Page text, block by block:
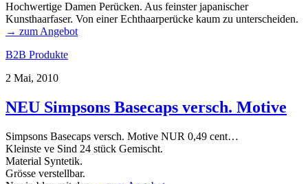
Hochwertige Damen Perücken. Aus feinster japanischer
Kunsthaarfaser. Von einer Echthaarperücke kaum zu unterscheiden.
→ zum Angebot
B2B Produkte
2 Mai, 2010
NEU Simpsons Basecaps versch. Motive
Simpsons Basecaps versch. Motive NUR 0,49 cent…
Kleinste ve Sind 24 stück Gemischt.
Material Syntetik.
Grösse verstellbar.